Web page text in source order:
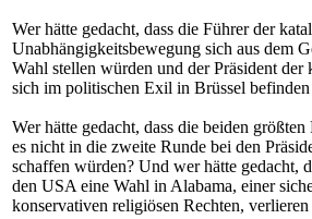
Wer hätte gedacht, dass die Führer der
Unabhängigkeitsbewegung sich aus dem
Wahl stellen würden und der Präsident der
sich im politischen Exil in Brüssel
Wer hätte gedacht, dass die beiden
es nicht in die zweite Runde bei den
schaffen würden? Und wer hätte gedacht,
den USA eine Wahl in Alabama, einer
konservativen religiösen Rechten,